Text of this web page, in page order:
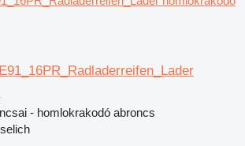
- homlokrakodó abroncs